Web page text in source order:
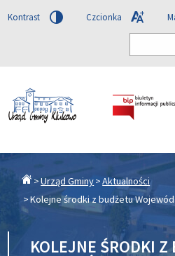
Kontrast Czcionka
Urząd Gminy
Aktualności
Kolejne środki z budżetu
KOLEJNE ŚRODKI Z